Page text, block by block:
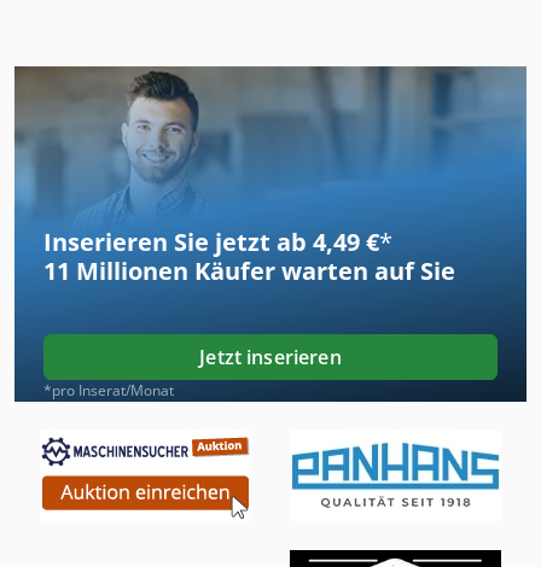
Inserieren Sie jetzt ab 4,49 €*
11 Millionen Käufer warten auf Sie
Jetzt inserieren
*pro Inserat/Monat